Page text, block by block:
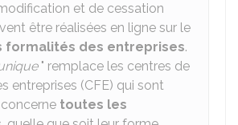
et de cessation
être réalisées en ligne sur le
formalités des entreprises.
" remplace les centres de
entreprises (CFE) qui sont
toutes les